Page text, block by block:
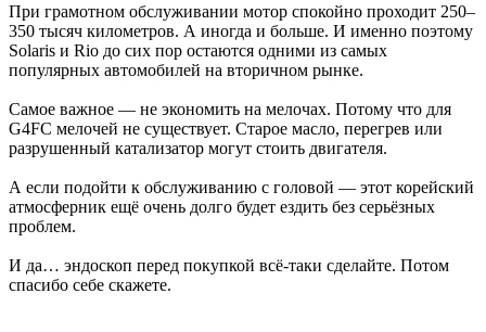
При грамотном обслуживании мотор спокойно проходит 250–
350 тысяч километров. А иногда и больше. И именно поэтому
Solaris и Rio до сих пор остаются одними из самых
популярных автомобилей на вторичном рынке.
Самое важное — не экономить на мелочах. Потому что для
G4FC мелочей не существует. Старое масло, перегрев или
разрушенный катализатор могут стоить двигателя.
А если подойти к обслуживанию с головой — этот корейский
атмосферник ещё очень долго будет ездить без серьёзных
проблем.
И да… эндоскоп перед покупкой всё-таки сделайте. Потом
спасибо себе скажете.